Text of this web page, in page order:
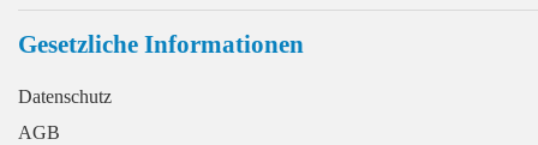
Gesetzliche Informationen
Datenschutz
AGB